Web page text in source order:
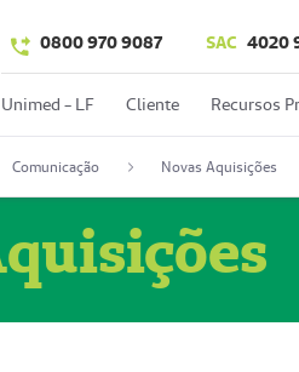
0800 970 9087 SAC 4020
Unimed - LF Cliente Recursos
Comunicação Novas Aquisições